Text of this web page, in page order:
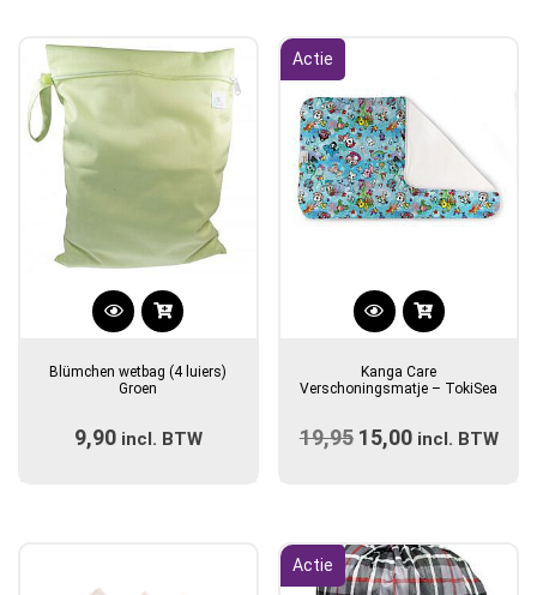
Blümchen wetbag (4 luiers)
Groen
9,90 incl. BTW
Actie
Kanga Care
Verschoningsmatje – TokiSea
19,95 Oorspronkelijke
15,00Huidige
incl. BTW
Actie